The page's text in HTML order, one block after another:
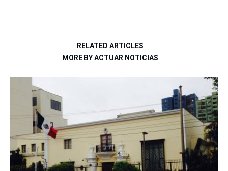
RELATED ARTICLES
MORE BY ACTUAR NOTICIAS